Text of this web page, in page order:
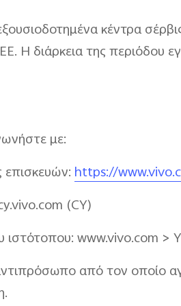
κέντρα
διάρκεια της περιόδου
με:
https://
(CY)
www.vivo.com >
από τον οποίο